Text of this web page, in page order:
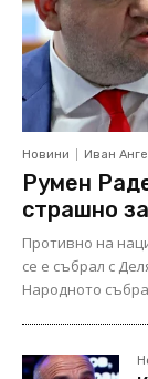
Новини Иван
Румен
страшно
Противно на
се е събрал с
Народното